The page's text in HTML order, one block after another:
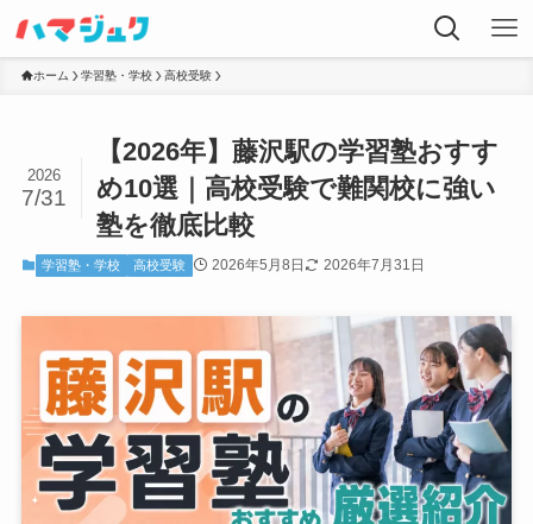
ホーム 学習塾・学校 高校受験
【2026年】藤沢駅の学習塾おすす
め10選｜高校受験で難関校に強い
塾を徹底比較
2026
7/31
学習塾・学校 高校受験 2026年5月8日 2026年7月31日